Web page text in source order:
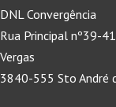
DNL Convergência
Rua Principal nº39-
Vergas
3840-555 Sto André